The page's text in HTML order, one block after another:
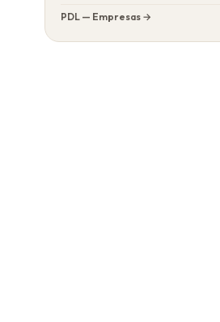
PDL — Empresas →